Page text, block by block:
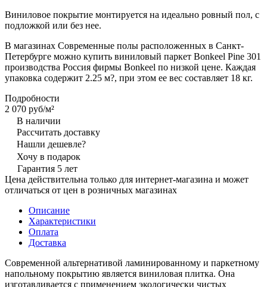
Виниловое покрытие монтируется на идеально ровный пол, с
подложкой или без нее.
В магазинах Современные полы расположенных в Санкт-
Петербурге можно купить виниловый паркет Bonkeel Pine 301
производства Россия фирмы Bonkeel по низкой цене. Каждая
упаковка содержит 2.25 м?, при этом ее вес составляет 18 кг.
Подробности
2 070 руб/м²
В наличии
Рассчитать доставку
Нашли дешевле?
Хочу в подарок
Гарантия 5 лет
Цена действительна только для интернет-магазина и может
отличаться от цен в розничных магазинах
Описание
Характеристики
Оплата
Доставка
Современной альтернативой ламинированному и паркетному
напольному покрытию является виниловая плитка. Она
изготавливается с применением экологически чистых